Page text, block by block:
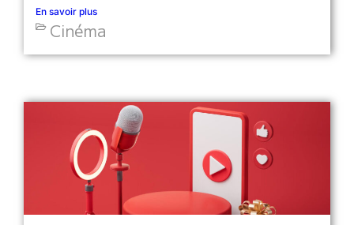
En savoir plus
Cinéma